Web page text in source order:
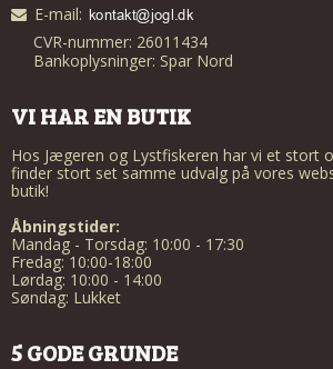
E-mail:
CVR-nummer: 26011434
Bankoplysninger: Spar Nord
VI HAR EN BUTIK
Hos Jægeren og Lystfiskeren har vi et stort
finder stort set samme udvalg på vores
butik!
Åbningstider:
Mandag - Torsdag: 10:00 - 17:30
Fredag: 10:00-18:00
Lørdag: 10:00 - 14:00
Søndag: Lukket
5 GODE GRUNDE